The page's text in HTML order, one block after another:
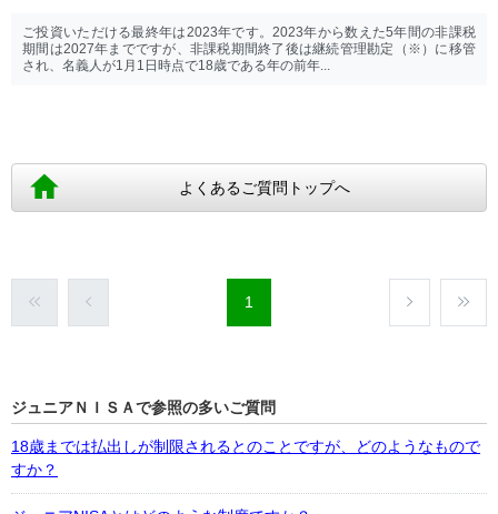
ご投資いただける最終年は2023年です。2023年から数えた5年間の非課税
期間は2027年までですが、非課税期間終了後は継続管理勘定（※）に移管
され、名義人が1月1日時点で18歳である年の前年...
よくあるご質問トップへ
1
ジュニアＮＩＳＡで参照の多いご質問
18歳までは払出しが制限されるとのことですが、どのようなもので
すか？